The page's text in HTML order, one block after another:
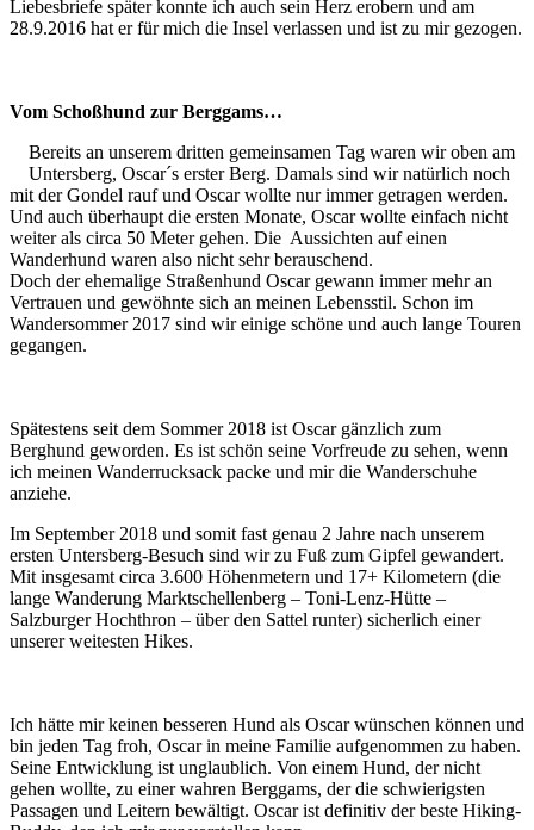
Liebesbriefe später konnte ich auch sein Herz erobern und am
28.9.2016 hat er für mich die Insel verlassen und ist zu mir gezogen.
Vom Schoßhund zur Berggams…
Bereits an unserem dritten gemeinsamen Tag waren wir oben am
Untersberg, Oscar´s erster Berg. Damals sind wir natürlich noch
mit der Gondel rauf und Oscar wollte nur immer getragen werden.
Und auch überhaupt die ersten Monate, Oscar wollte einfach nicht
weiter als circa 50 Meter gehen. Die Aussichten auf einen
Wanderhund waren also nicht sehr berauschend.
Doch der ehemalige Straßenhund Oscar gewann immer mehr an
Vertrauen und gewöhnte sich an meinen Lebensstil. Schon im
Wandersommer 2017 sind wir einige schöne und auch lange Touren
gegangen.
Spätestens seit dem Sommer 2018 ist Oscar gänzlich zum
Berghund geworden. Es ist schön seine Vorfreude zu sehen, wenn
ich meinen Wanderrucksack packe und mir die Wanderschuhe
anziehe.
Im September 2018 und somit fast genau 2 Jahre nach unserem
ersten Untersberg-Besuch sind wir zu Fuß zum Gipfel gewandert.
Mit insgesamt circa 3.600 Höhenmetern und 17+ Kilometern (die
lange Wanderung Marktschellenberg – Toni-Lenz-Hütte –
Salzburger Hochthron – über den Sattel runter) sicherlich einer
unserer weitesten Hikes.
Ich hätte mir keinen besseren Hund als Oscar wünschen können und
bin jeden Tag froh, Oscar in meine Familie aufgenommen zu haben.
Seine Entwicklung ist unglaublich. Von einem Hund, der nicht
gehen wollte, zu einer wahren Berggams, der die schwierigsten
Passagen und Leitern bewältigt. Oscar ist definitiv der beste Hiking-